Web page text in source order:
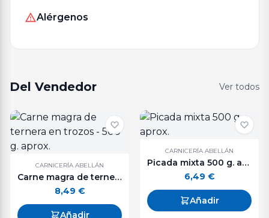
Alérgenos
Del Vendedor Ver todos
CARNICERÍA ABELLÁN
Carne magra de ternera en trozos - 500 g. aprox.
8,49 €
Añadir
CARNICERÍA ABELLÁN
Picada mixta 500 g. aprox.
6,49 €
Añadir